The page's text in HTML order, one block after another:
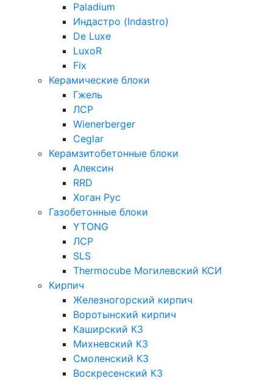
Paladium
Индастро (Indastro)
De Luxe
LuxoR
Fix
Керамические блоки
Гжель
ЛСР
Wienerberger
Ceglar
Керамзитобетонные блоки
Алексин
RRD
Хоган Рус
Газобетонные блоки
YTONG
ЛСР
SLS
Thermocube Могилевский КСИ
Кирпич
Железногорский кирпич
Воротынский кирпич
Каширский КЗ
Михневский КЗ
Смоленский КЗ
Воскресенский КЗ